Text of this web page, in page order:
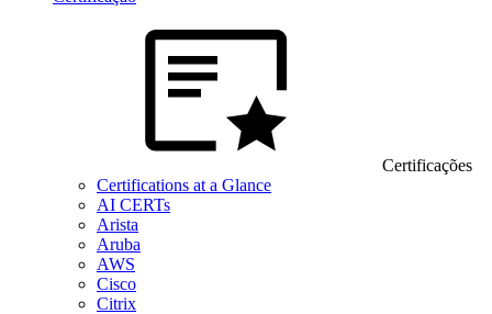
Certificações
Certifications at a Glance
AI CERTs
Arista
Aruba
AWS
Cisco
Citrix